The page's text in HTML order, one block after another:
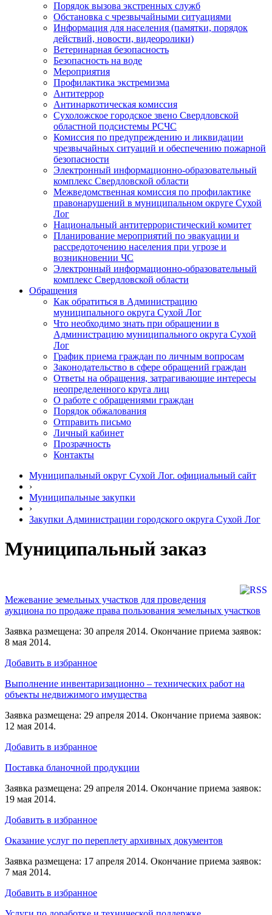
Порядок вызова экстренных служб
Обстановка с чрезвычайными ситуациями
Информация для населения (памятки, порядок
действий, новости, видеоролики)
Ветеринарная безопасность
Безопасность на воде
Мероприятия
Профилактика экстремизма
Антитеррор
Антинаркотическая комиссия
Сухоложское городское звено Свердловской
областной подсистемы РСЧС
Комиссия по предупреждению и ликвидации
чрезвычайных ситуаций и обеспечению пожарной
безопасности
Электронный информационно-образовательный
комплекс Cвердловской области
Межведомственная комиссия по профилактике
правонарушений в муниципальном округе Сухой
Лог
Национальный антитеррористический комитет
Планирование мероприятий по эвакуации и
рассредоточению населения при угрозе и
возникновении ЧС
Электронный информационно-образовательный
комплекс Свердловской области
Обращения
Как обратиться в Администрацию
муниципального округа Сухой Лог
Что необходимо знать при обращении в
Администрацию муниципального округа Сухой
Лог
График приема граждан по личным вопросам
Законодательство в сфере обращений граждан
Ответы на обращения, затрагивающие интересы
неопределенного круга лиц
О работе с обращениями граждан
Порядок обжалования
Отправить письмо
Личный кабинет
Прозрачность
Контакты
Муниципальный округ Сухой Лог. официальный сайт
›
Муниципальные закупки
›
Закупки Администрации городского округа Сухой Лог
Муниципальный заказ
Межевание земельных участков для проведения
аукциона по продаже права пользования земельных участков
Заявка размещена: 30 апреля 2014. Окончание приема заявок:
8 мая 2014.
Добавить в избранное
Выполнение инвентаризационно – технических работ на
объекты недвижимого имущества
Заявка размещена: 29 апреля 2014. Окончание приема заявок:
12 мая 2014.
Добавить в избранное
Поставка бланочной продукции
Заявка размещена: 29 апреля 2014. Окончание приема заявок:
19 мая 2014.
Добавить в избранное
Оказание услуг по переплету архивных документов
Заявка размещена: 17 апреля 2014. Окончание приема заявок:
7 мая 2014.
Добавить в избранное